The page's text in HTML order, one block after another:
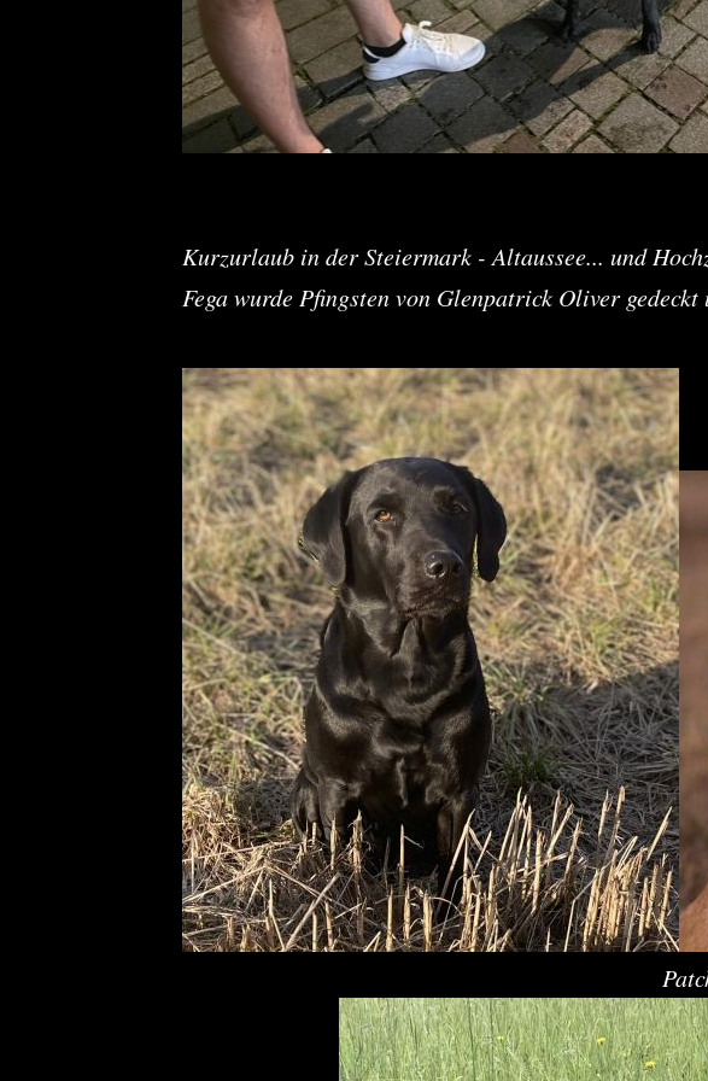
Kurzurlaub in der Steiermark - Altaussee... und
Fega wurde Pfingsten von Glenpatrick Oliver